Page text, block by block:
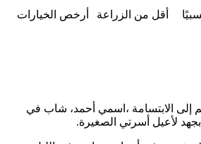
أقل من الزراعة
أرخص الخيارات
إلى الابتسامة ،اسمي أحمد، شاب في
لأعيل أسرتي الصغيرة.